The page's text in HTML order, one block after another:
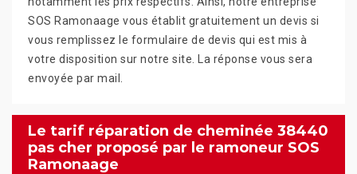
SOS Ramonaage vous établit gratuitement un devis si
vous remplissez le formulaire de devis qui est mis à
votre disposition sur notre site. La réponse vous sera
envoyée par mail.
Le tarif réparation de cheminée 38440
pas cher proposé par le ramoneur SOS
Ramonaage